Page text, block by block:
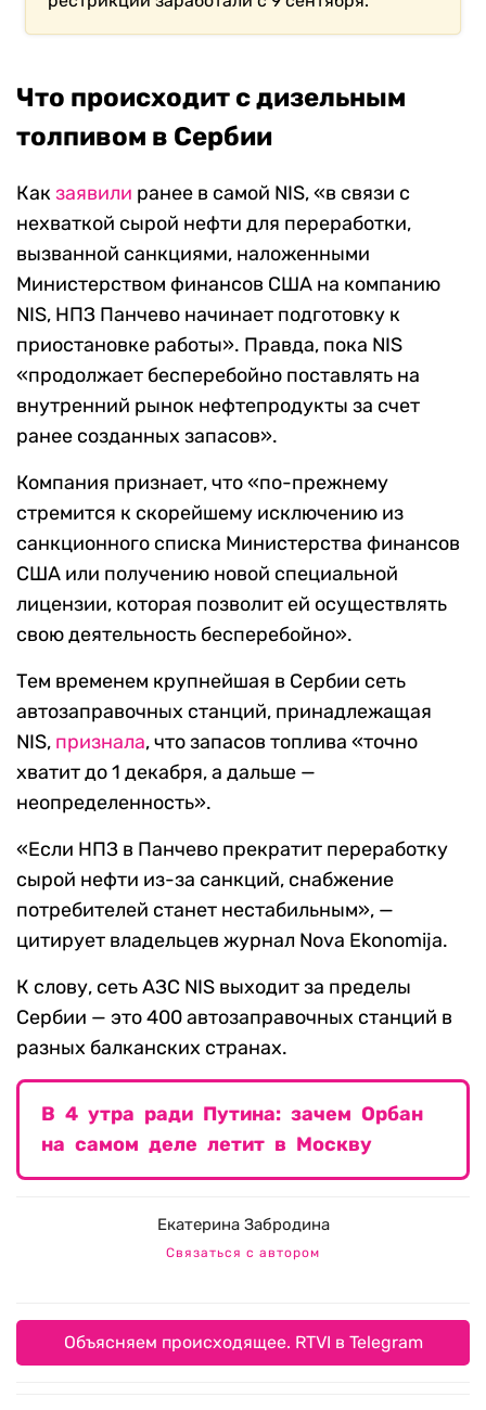
Что происходит с дизельным
толпивом в Сербии
Какзаявили ранее в самой NIS, «в связи с
нехваткой сырой нефти для переработки,
вызванной санкциями, наложенными
Министерством финансов США на компанию
NIS, НПЗ Панчево начинает подготовку к
приостановке работы». Правда, пока NIS
«продолжает бесперебойно поставлять на
внутренний рынок нефтепродукты за счет
ранее созданных запасов».
Компания признает, что «по-прежнему
стремится к скорейшему исключению из
санкционного списка Министерства финансов
США или получению новой специальной
лицензии, которая позволит ей осуществлять
свою деятельность бесперебойно».
Тем временем крупнейшая в Сербии сеть
автозаправочных станций, принадлежащая
NIS, признала, что запасов топлива «точно
хватит до 1 декабря, а дальше —
неопределенность».
«Если НПЗ в Панчево прекратит переработку
сырой нефти из-за санкций, снабжение
потребителей станет нестабильным», —
цитирует владельцев журнал Nova Ekonomija.
К слову, сеть АЗС NIS выходит за пределы
Сербии — это 400 автозаправочных станций в
разных балканских странах.
В 4 утра ради Путина: зачем Орбан
на самом деле летит в Москву
Екатерина Забродина
Связаться с автором
Объясняем происходящее. RTVI в Telegram